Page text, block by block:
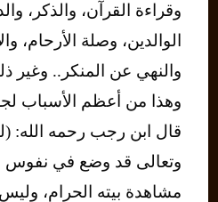
وقراءة القرآن، والذكر،
الوالدين، وصلة الأرحام،
والنهي عن المنكر.. وغير
وهذا من أعظم الأسباب
قال ابن رجب رحمه الله:
وتعالى قد وضع في نفوس
مشاهدة بيته الحرام،